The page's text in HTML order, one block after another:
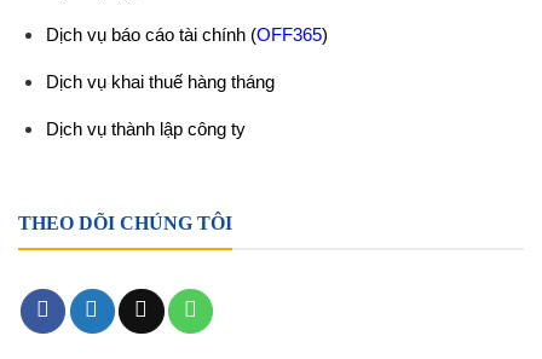
Dịch vụ báo cáo tài chính (OFF365)
Dịch vụ khai thuế hàng tháng
Dịch vụ thành lập công ty
THEO DÕI CHÚNG TÔI